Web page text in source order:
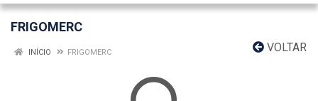
FRIGOMERC
VOLTAR
INÍCIO FRIGOMERC